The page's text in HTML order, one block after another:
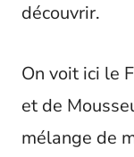
découvrir.
On voit ici le
et de
mélange de